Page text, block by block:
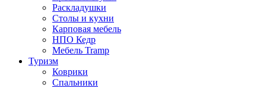
Раскладушки
Столы и кухни
Карповая мебель
НПО Кедр
Мебель Tramp
Туризм
Коврики
Спальники